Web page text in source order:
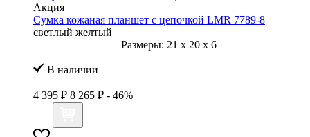
Акция
Сумка кожаная планшет с цепочкой LMR 7789-8
светлый желтый
Размеры: 21 x 20 x 6
В наличии
4 395 ₽ 8 265 ₽ - 46%